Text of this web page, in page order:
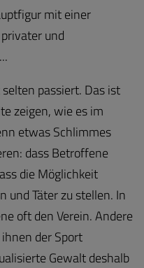
mit einer
und
passiert. Das ist
zeigen, wie es im
etwas Schlimmes
dass Betroffene
die Möglichkeit
und Täter zu stellen. In
oft den Verein. Andere
der Sport
Gewalt deshalb